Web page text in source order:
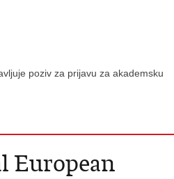
poziv za prijavu za akademsku
European